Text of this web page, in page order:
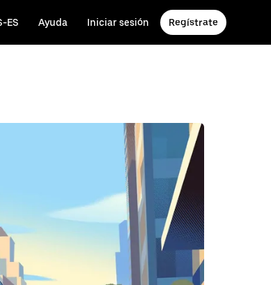
ES Ayuda Iniciar sesión Regístrate